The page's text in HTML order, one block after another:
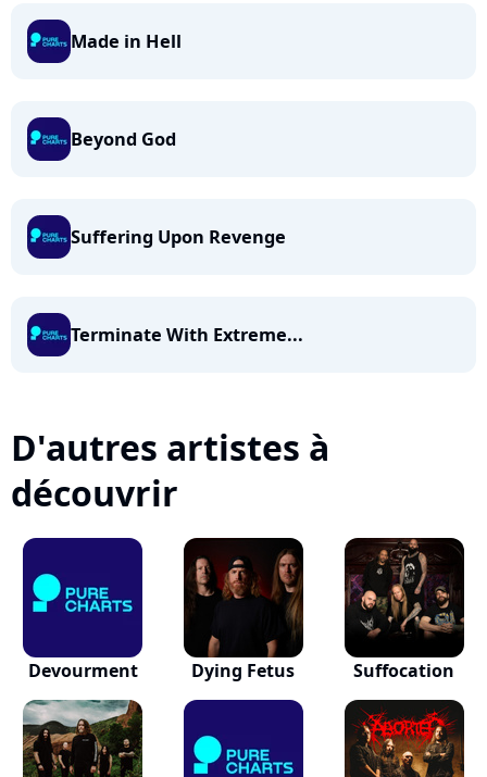
Made in Hell
Beyond God
Suffering Upon Revenge
Terminate With Extreme...
D'autres artistes à
découvrir
Devourment Dying Fetus Suffocation